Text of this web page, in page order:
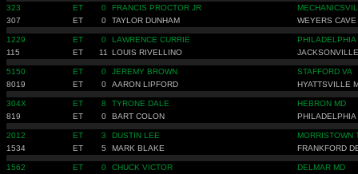
323 ET 0 FRANCIS PROCTOR JR
307
ET 0 TAYLOR DUNHAM WEYERS CAVE
1229 ET 0 LAWRENCE CURRIE
PHILADELPHIA
115
ET 11 LOUIS RIVELLINO
5150 ET 0 JEREMY BROWN
STAFFORD VA
8019
ET 0 AARON LIPFORD HYATTSVILLE
304X ET 8 TYRONE DALE
HEBRON MD
819
ET 0 BART COLON PHILADELPHIA
2012 ET 3 DUSTIN LEE
MORRISTOWN
1534
ET 5 MARK BLAKE FRANKFORD
1562 ET 0 CHUCK VICTOR
DELMAR MD